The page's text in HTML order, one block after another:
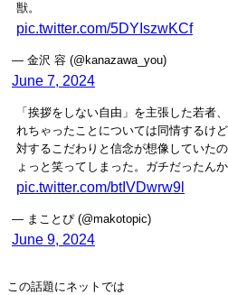
獣。
pic.twitter.com/5DYIszwKCf
— 金沢 容 (@kanazawa_you)
June 7, 2024
「挨拶をしない自由」を主張した若者
れちゃったことについては同情するけ
対するこだわりと信念が想像していた
ょっと笑ってしまった。ガチだったん
pic.twitter.com/btIVDwrw9l
— まことぴ (@makotopic)
June 9, 2024
この話題にネットでは